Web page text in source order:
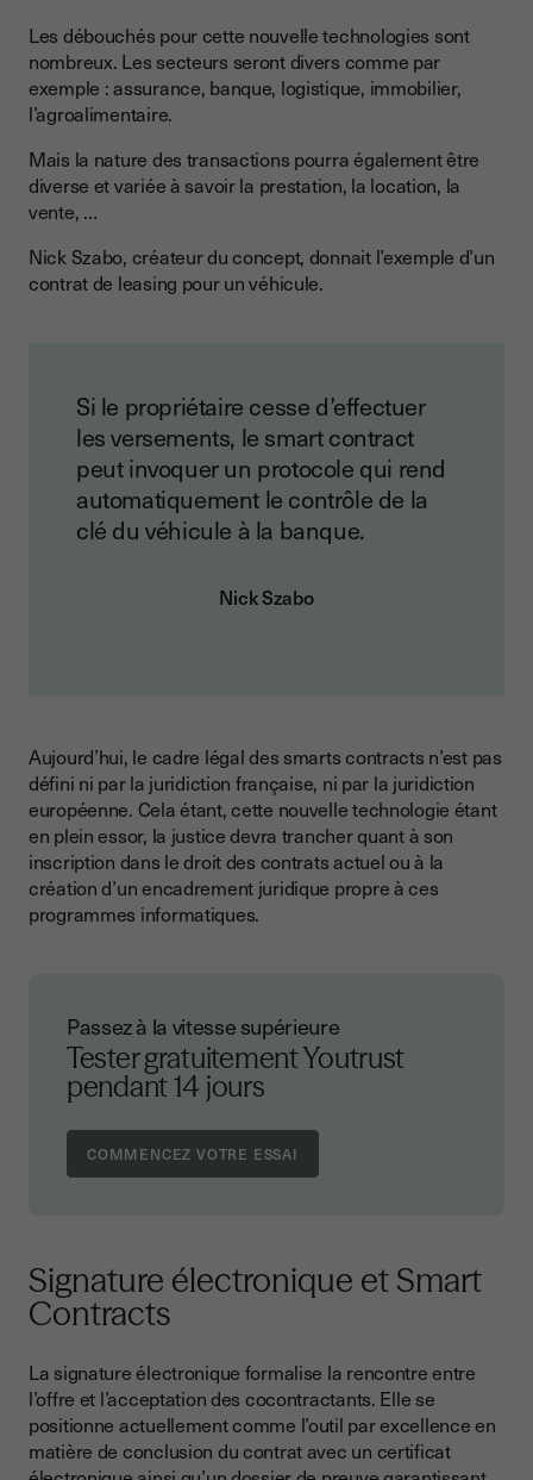
Les débouchés pour cette nouvelle technologies sont
nombreux. Les secteurs seront divers comme par
exemple : assurance, banque, logistique, immobilier,
l’agroalimentaire.
Mais la nature des transactions pourra également être
diverse et variée à savoir la prestation, la location, la
vente, …
Nick Szabo, créateur du concept, donnait l’exemple d’un
contrat de leasing pour un véhicule.
Si le propriétaire cesse d’effectuer
les versements, le smart contract
peut invoquer un protocole qui rend
automatiquement le contrôle de la
clé du véhicule à la banque.
Nick Szabo
Aujourd’hui, le cadre légal des smarts contracts n’est pas
défini ni par la juridiction française, ni par la juridiction
européenne. Cela étant, cette nouvelle technologie étant
en plein essor, la justice devra trancher quant à son
inscription dans le droit des contrats actuel ou à la
création d’un encadrement juridique propre à ces
programmes informatiques.
Passez à la vitesse supérieure
Tester gratuitement Youtrust
pendant 14 jours
Signature électronique et Smart
Contracts
La signature électronique formalise la rencontre entre
l’offre et l’acceptation des cocontractants. Elle se
positionne actuellement comme l’outil par excellence en
matière de conclusion du contrat avec un certificat